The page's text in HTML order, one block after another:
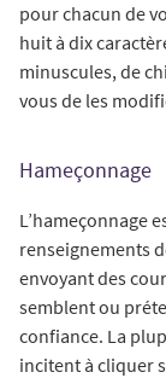
pour chacun de
huit à dix
minuscules, de
vous de les
Hameçonnage
L’hameçonnage
renseignements
envoyant des
semblent ou
confiance. La
incitent à cliquer